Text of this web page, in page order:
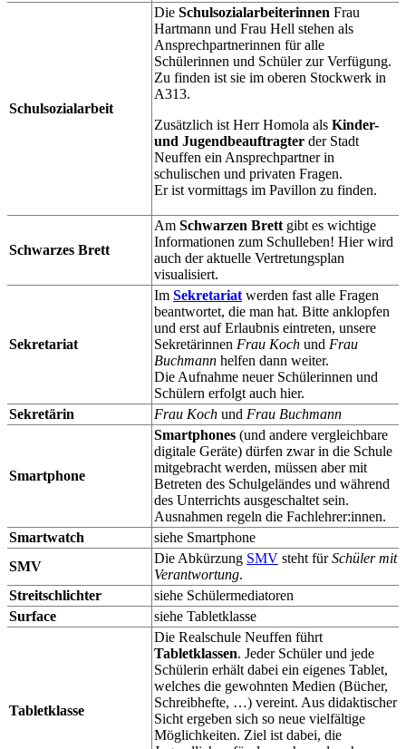
Schulsozialarbeit
Die Schulsozialarbeiterinnen Frau
Hartmann und Frau Hell stehen als
Ansprechpartnerinnen für alle
Schülerinnen und Schüler zur Verfügung.
Zu finden ist sie im oberen Stockwerk in
A313.
Zusätzlich ist Herr Homola als Kinder-
und Jugendbeauftragter der Stadt
Neuffen ein Ansprechpartner in
schulischen und privaten Fragen.
Er ist vormittags im Pavillon zu finden.
Schwarzes Brett
Am Schwarzen Brett gibt es wichtige
Informationen zum Schulleben! Hier wird
auch der aktuelle Vertretungsplan
visualisiert.
Sekretariat
Im Sekretariat werden fast alle Fragen
beantwortet, die man hat. Bitte anklopfen
und erst auf Erlaubnis eintreten, unsere
Sekretärinnen Frau Koch und Frau
Buchmann helfen dann weiter.
Die Aufnahme neuer Schülerinnen und
Schülern erfolgt auch hier.
Sekretärin
Frau Koch und Frau Buchmann
Smartphone
Smartphones (und andere vergleichbare
digitale Geräte) dürfen zwar in die Schule
mitgebracht werden, müssen aber mit
Betreten des Schulgeländes und während
des Unterrichts ausgeschaltet sein.
Ausnahmen regeln die Fachlehrer:innen.
Smartwatch
siehe Smartphone
SMV
Die Abkürzung SMV steht fürSchüler mit
Verantwortung.
Streitschlichter
siehe Schülermediatoren
Surface
siehe Tabletklasse
Tabletklasse
Die Realschule Neuffen führt
Tabletklassen. Jeder Schüler und jede
Schülerin erhält dabei ein eigenes Tablet,
welches die gewohnten Medien (Bücher,
Schreibhefte, …) vereint. Aus didaktischer
Sicht ergeben sich so neue vielfältige
Möglichkeiten. Ziel ist dabei, die